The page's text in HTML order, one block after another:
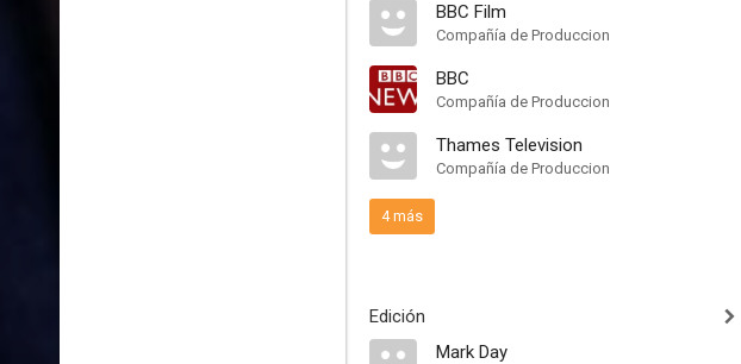
BBC Film
Compañía de Produccion
BBC
Compañía de Produccion
Thames Television
Compañía de Produccion
4 más
Edición
Mark Day